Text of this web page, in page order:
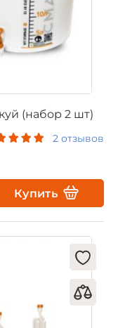
(набор 2 шт)
2 отзывов
Купить